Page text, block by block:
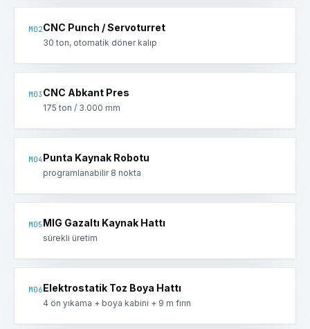
M02CNC Punch / Servoturret
30 ton, otomatik döner kalıp
M03 CNC Abkant Pres
175 ton / 3.000 mm
M04 Punta Kaynak Robotu
programlanabilir 8 nokta
M05 MIG Gazaltı Kaynak Hattı
sürekli üretim
M06Elektrostatik Toz Boya Hattı
4 ön yıkama + boya kabini + 9 m fırın